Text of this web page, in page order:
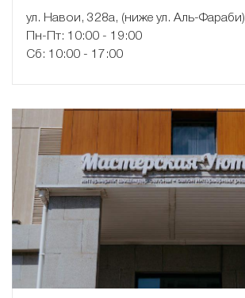
ул. Навои, 328а, (ниже ул. Аль-Фараби)
Пн-Пт: 10:00 - 19:00
Сб: 10:00 - 17:00